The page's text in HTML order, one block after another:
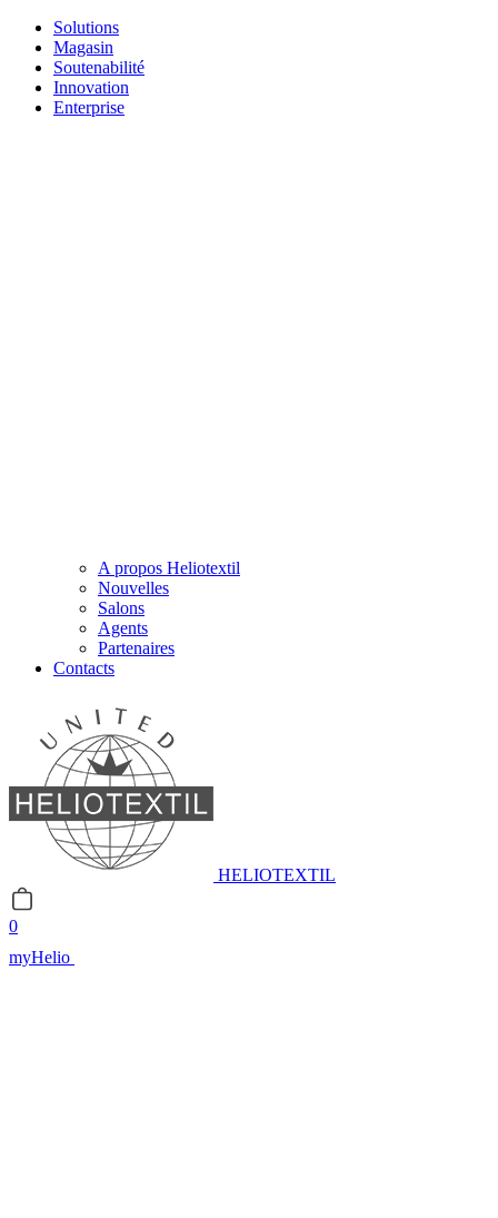
Solutions
Magasin
Soutenabilité
Innovation
Enterprise
A propos Heliotextil
Nouvelles
Salons
Agents
Partenaires
Contacts
HELIOTEXTIL
0
myHelio